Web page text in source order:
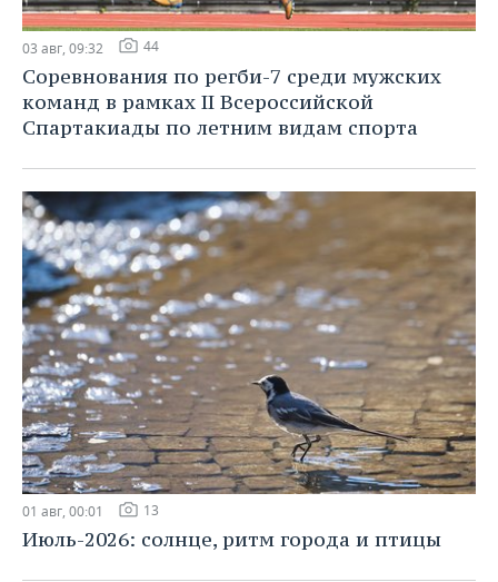
03 авг, 09:32 44
Соревнования по регби-7 среди мужских
команд в рамках II Всероссийской
Спартакиады по летним видам спорта
01 авг, 00:01 13
Июль-2026: солнце, ритм города и птицы